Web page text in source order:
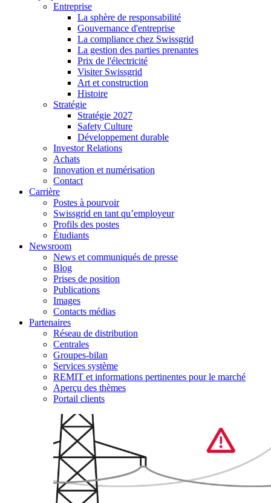
Entreprise
La sphère de responsabilité
Gouvernance d'entreprise
La compliance chez Swissgrid
La gestion des parties prenantes
Prix de l'électricité
Visiter Swissgrid
Art et construction
Histoire
Stratégie
Stratégie 2027
Safety Culture
Développement durable
Investor Relations
Achats
Innovation et numérisation
Contact
Carrière
Postes à pourvoir
Swissgrid en tant qu’employeur
Profils des postes
Étudiants
Newsroom
News et communiqués de presse
Blog
Prises de position
Publications
Images
Contacts médias
Partenaires
Réseau de distribution
Centrales
Groupes-bilan
Services système
REMIT et informations pertinentes pour le marché
Aperçu des thèmes
Portail clients